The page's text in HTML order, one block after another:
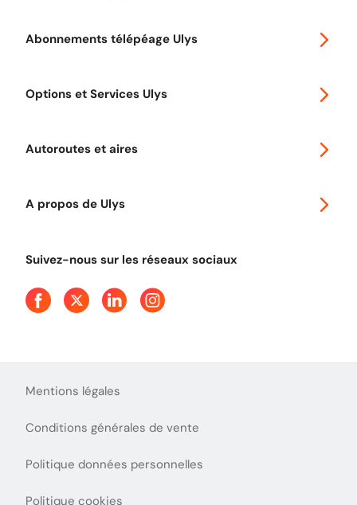
Abonnements télépéage Ulys
Options et Services Ulys
Autoroutes et aires
A propos de Ulys
Presse
Suivez-nous sur les réseaux sociaux
Mentions légales
Conditions générales de vente
Politique données personnelles
Politique cookies